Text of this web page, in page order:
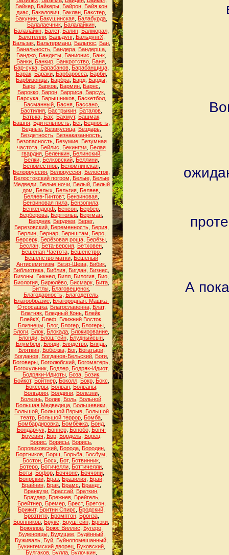
Байкер Байкеры Байрон Байя кон
диас
Бакалович Баклан Бакстер
Бакунин Бакушинская Балабурда
Балалаечник, Балалайкин,
Балалайкн Балет, Балин Балморал
Балотелли, Бальдунг, БальдунгХ,
Бальзак, Бальтерманц, Бальтюс Бан,
Банальность Бандера Бандерша
Банджо Бандиты Банионис Банк
Банки Банкир Банкротство Баня
Бар-сука Барабанов Барабанщица
Барак, Бараки, Барбаросса, Барби,
Барбизонцы Барбра Бард Барды
Баре Барков Бармин Барнс
Барокко Барон Барриса Барсук
Барсука, Барышников, Баскетбол,
Басманный Басня Бассано
Бастилия Бастрыкин Баталов
Батька, Бах Бахмут, Башмак,
Башня Бдительность Бег, Бедность
Бедные, Безвкусица, Бездарь,
Бездетность Безнаказанность
Безопасность, Безумие, Безумная
частота Бейлис Бекингэм
Белая
гвардия, Беленкин, Белинский,
Белки, Белковский, Беллини,
Беломестнов, Беломлинская,
Белорруссия Белоруссия Белосток
Белостокский погром
Белые, Белые
Медведи, Белые ночи, Белый, Белый
дом
Белых Бельгия Беляев
Беляев-Гинтовт, Бензиновая
Бензиновая пила Бензопила
Бенкендорф Бенсон Бербер
Берберова Берггольц Бергман
Бердник Бердяев Берег,
Березовский, Беременность, Берия,
Берлин, Бернар, Бернштам Беро,
Берсерк, Берёзовая роща, Берёзы,
Беслан Бета-версия Бетховен
Бешеная Частота Бешенство
Бешенство матки Бешеный
Антисемитизм
Беэр-Шева Бибик
Библиотека Библия Бигдан Бизнес
Бизоны Бикнел Билл Билогия Био
Биология, Бирюлёво, Бисмарк, Бита,
Битлы Благовещенск
Благодарность, Благодетель,
Благообразие Благородная. Машка-
Отсосашка, Благославенна, Блат,
Блатняк Бледный Конь Блейк
БлейкХ Блеф Ближний Восток
Близнецы, Блог, Блогер, Блогеры,
Блоги Блок Блокада Блокирование
Блонди Блоштейн Блудныйсын
Блумберг, Бляди, Блядство, Блядь,
Бляткин, Бобёжка, Бог, Богатыри,
Богданов Богданов-Бельский Боги
Боговеры Боголюбский Богоматерь
Богохульник Бодлер Бодряк-Идиот,
Бодряки-Идиоты, Боза, Бозик,
Бойкот, Бойтнер, Боколл, Бокр, Бокс
Боксёры, Болван, Болваны,
Болгария, Болдини, Болезни,
Болезнь, Болик, Боль, Больной,
Большая Медведица Большевики
Большой, Большой Взрыв, Большой
театр Большой террор Бомба
Бомбардировка, Бомбёжка, Бонд,
Бондарчук, Боннер, Бонобо, Бонч-
Бруевич
Бор, Бордель, Борец,
Борис
Борисы Борись
Боровиковский Борода Бородин
Бортников Борщ Борьба Босбум
Бостон Босх Бот, Ботвинник
Ботеро Ботичелли Боттичелли
Боты, Бофор, Боччоне, Боччони,
Боярский Браз Бразилия Брай
Брайнин Брак Брамс Брандт,
Бранкузи Брассай Браткин
Браудер, Брежнев, Брейгель,
Брейтнер, Бремер, Брест, Бретон,
Брижит, Бритни Спирс Бродский
Брозтито, Бромптон, Бронза,
Бронников Брукс Бруштейн Брюки
Брюллов Брюс Виллис Бугеро
Буденовцы, Будущее, Будённый,
Буживаль Буй Буйнопомешанный
Букингемский дворец Буковский
Булгаков Булла Булочкин
А